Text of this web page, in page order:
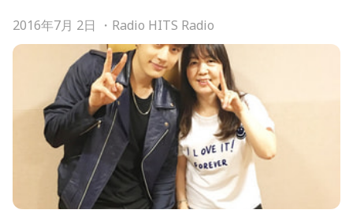
2016年7月 2日 ・ Radio HITS Radio